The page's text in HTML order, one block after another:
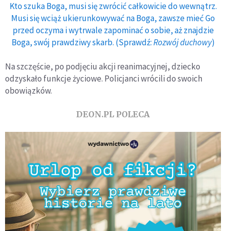
Kto szuka Boga, musi się zwrócić całkowicie do wewnątrz.
Musi się wciąż ukierunkowywać na Boga, zawsze mieć Go
przed oczyma i wytrwale zapominać o sobie, aż znajdzie
Boga, swój prawdziwy skarb. (Sprawdź:Rozwój duchowy)
Na szczęście, po podjęciu akcji reanimacyjnej, dziecko
odzyskało funkcje życiowe. Policjanci wrócili do swoich
obowiązków.
DEON.PL POLECA